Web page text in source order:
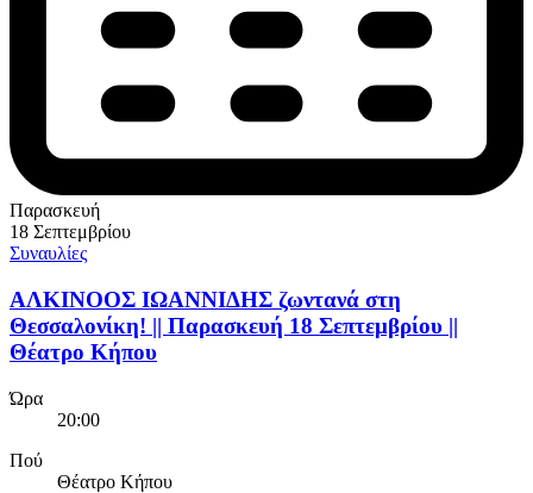
Παρασκευή
18 Σεπτεμβρίου
Συναυλίες
ΑΛΚΙΝΟΟΣ ΙΩΑΝΝΙΔΗΣ ζωντανά στη
Θεσσαλονίκη! || Παρασκευή 18 Σεπτεμβρίου ||
Θέατρο Κήπου
Ώρα
20:00
Πού
Θέατρο Κήπου